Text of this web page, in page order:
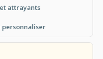
attrayants
personnaliser